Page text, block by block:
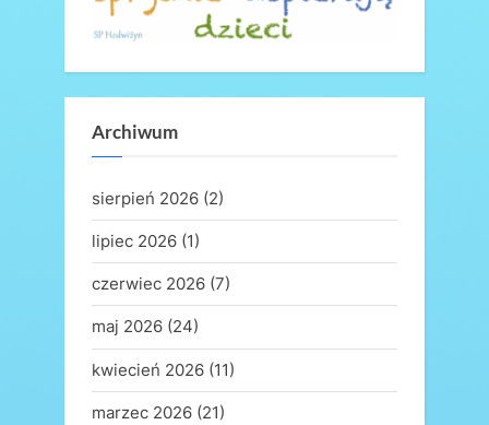
Archiwum
sierpień 2026 (2)
lipiec 2026 (1)
czerwiec 2026 (7)
maj 2026 (24)
kwiecień 2026 (11)
marzec 2026 (21)